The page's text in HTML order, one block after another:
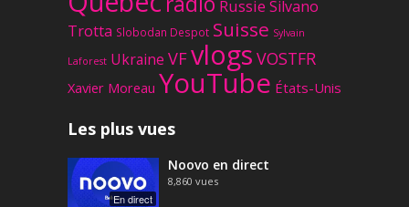
Russie Silvano
Trotta Slobodan Despot Suisse Sylvain
Laforest Ukraine VFvlogs VOSTFR
Xavier Moreau YouTube États-Unis
Les plus vues
En direct
Noovo en direct
8,860 vues